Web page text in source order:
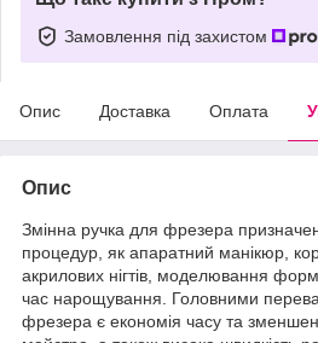
Замовлення під захистом
Опис Доставка Оплата
Опис
Змінна ручка для фрезера
процедур, як апаратний манікюр,
акрилових нігтів, моделювання
час нарощування. Головними
фрезера є економія часу та